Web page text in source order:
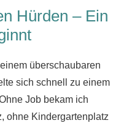
Hürden – Ein
überschaubaren
sich schnell zu einem
Job bekam ich
ohne Kindergartenplatz